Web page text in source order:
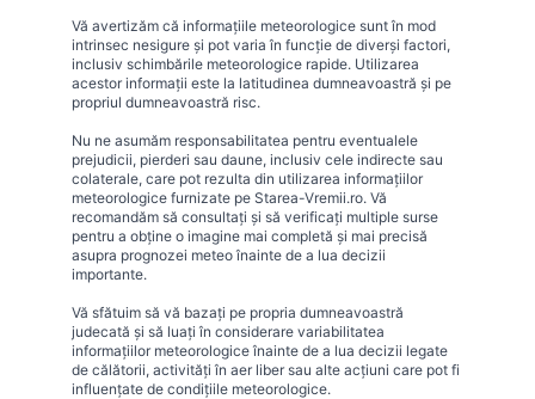
Vă avertizăm că informațiile meteorologice sunt în mod
intrinsec nesigure și pot varia în funcție de diverși factori,
inclusiv schimbările meteorologice rapide. Utilizarea
acestor informații este la latitudinea dumneavoastră și pe
propriul dumneavoastră risc.
Nu ne asumăm responsabilitatea pentru eventualele
prejudicii, pierderi sau daune, inclusiv cele indirecte sau
colaterale, care pot rezulta din utilizarea informațiilor
meteorologice furnizate pe Starea-Vremii.ro. Vă
recomandăm să consultați și să verificați multiple surse
pentru a obține o imagine mai completă și mai precisă
asupra prognozei meteo înainte de a lua decizii
importante.
Vă sfătuim să vă bazați pe propria dumneavoastră
judecată și să luați în considerare variabilitatea
informațiilor meteorologice înainte de a lua decizii legate
de călătorii, activități în aer liber sau alte acțiuni care pot fi
influențate de condițiile meteorologice.